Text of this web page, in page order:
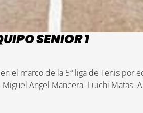
SENIOR 1
el marco de la 5ª liga de Tenis
Angel Mancera -Luichi Matas -